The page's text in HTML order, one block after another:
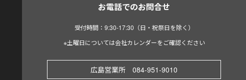
お電話でのお問合せ
受付時間：9:30-17:30（日・祝祭日を除く）
※土曜日については会社カレンダーをご確認ください
広島営業所 084-951-9010